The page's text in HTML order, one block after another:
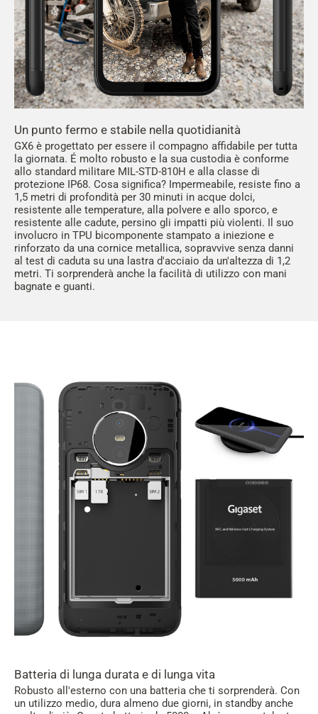
Un punto fermo e stabile nella quotidianità
GX6 è progettato per essere il compagno affidabile per tutta
la giornata. É molto robusto e la sua custodia è conforme
allo standard militare MIL-STD-810H e alla classe di
protezione IP68. Cosa significa? Impermeabile, resiste fino a
1,5 metri di profondità per 30 minuti in acque dolci,
resistente alle temperature, alla polvere e allo sporco, e
resistente alle cadute, persino gli impatti più violenti. Il suo
involucro in TPU bicomponente stampato a iniezione e
rinforzato da una cornice metallica, sopravvive senza danni
al test di caduta su una lastra d'acciaio da un'altezza di 1,2
metri. Ti sorprenderà anche la facilità di utilizzo con mani
bagnate e guanti.
Batteria di lunga durata e di lunga vita
Robusto all'esterno con una batteria che ti sorprenderà. Con
un utilizzo medio, dura almeno due giorni, in standby anche